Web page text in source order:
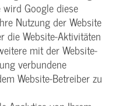
Google diese
Nutzung der Website
die Website-Aktivitäten
mit der Website-
verbundene
Website-Betreiber zu